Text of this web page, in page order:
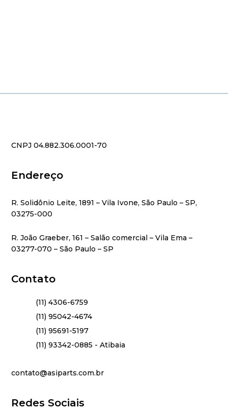
CNPJ 04.882.306.0001-70
Endereço
R. Solidônio Leite, 1891 – Vila Ivone, São Paulo – SP,
03275-000
R. João Graeber, 161 – Salão comercial – Vila Ema –
03277-070 – São Paulo – SP
Contato
(11) 4306-6759
(11) 95042-4674
(11) 95691-5197
(11) 93342-0885 - Atibaia
contato@asiparts.com.br
Redes Sociais